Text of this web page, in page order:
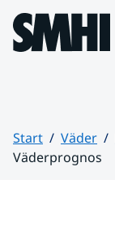
Hoppa till sidans
Start Väder
Väderprognos